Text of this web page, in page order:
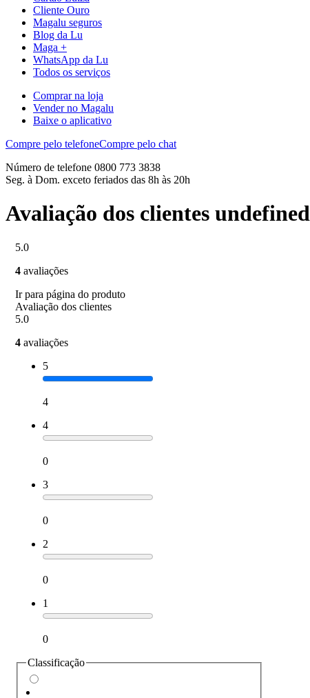
Cliente Ouro
Magalu seguros
Blog da Lu
Maga +
WhatsApp da Lu
Todos os serviços
Comprar na loja
Vender no Magalu
Baixe o aplicativo
Compre pelo telefoneCompre pelo chat
Número de telefone 0800 773 3838
Seg. à Dom. exceto feriados das 8h às 20h
Avaliação dos clientes undefined
5.0
4 avaliações
Ir para página do produto
Avaliação dos clientes
5.0
4 avaliações
5
4
4
0
3
0
2
0
1
0
Classificação